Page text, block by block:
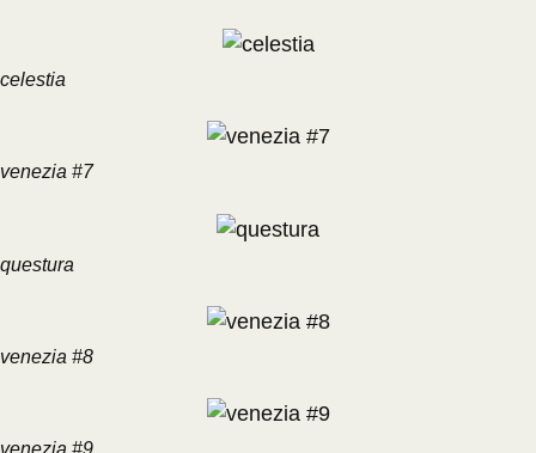
celestia
venezia #7
questura
venezia #8
venezia #9